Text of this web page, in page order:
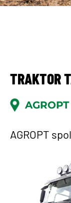
TRAKTOR
AGROPT